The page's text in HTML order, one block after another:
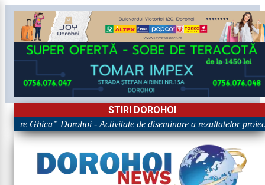
STIRI DOROHOI
Ghica” Dorohoi - Activitate de diseminare a rezultatelor